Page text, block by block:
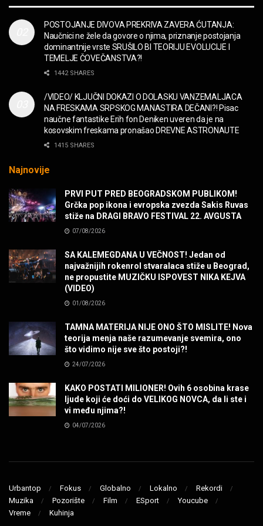
“Missin’ Yo’ Kissin'” BILLY ZZ TOP
MUZIKA
FILM
MUZIKA
POVRATAK Iron Maiden The Writing On The Wall
SENIDAHHH!
MUZIKA
Miss You! Charlie Watts
MUZIKA
MUZIKA
MAD MAD DRUMMER!
MUZIKA
POSTOJANJE DIVOVA PREKRIVA ZAVERA ĆUTANJA:
Naučnici ne žele da govore o njima, priznanje postojanja
dominantnije vrste SRUŠILO BI TEORIJU EVOLUCIJE I
TEMELJE ČOVEČANSTVA?!
1442 SHARES
/VIDEO/ KLJUČNI DOKAZI O DOLASKU VANZEMALJACA
NA FRESKAMA SRPSKOG MANASTIRA DEČANI?! Pisac
naučne fantastike Erih fon Deniken uveren da je na
kosovskim freskama pronašao DREVNE ASTRONAUTE
1415 SHARES
Najnovije
PRVI PUT PRED BEOGRADSKOM PUBLIKOM!
Grčka pop ikona i evropska zvezda Sakis Ruvas
stiže na DRAGI BRAVO FESTIVAL 22. AVGUSTA
07/08/2026
SA KALEMEGDANA U VEČNOST! Jedan od
najvažnijih rokenrol stvaralaca stiže u Beograd,
ne propustite MUZIČKU ISPOVEST NIKA KEJVA
(VIDEO)
01/08/2026
TAMNA MATERIJA NIJE ONO ŠTO MISLITE! Nova
teorija menja naše razumevanje svemira, ono
što vidimo nije sve što postoji?!
24/07/2026
KAKO POSTATI MILIONER! Ovih 6 osobina krase
ljude koji će doći do VELIKOG NOVCA, da li ste i
vi među njima?!
04/07/2026
Urbantop Fokus Globalno Lokalno
Rekordi
Muzika
Pozorište Film ESport
Youcube
Vreme
Kuhinja